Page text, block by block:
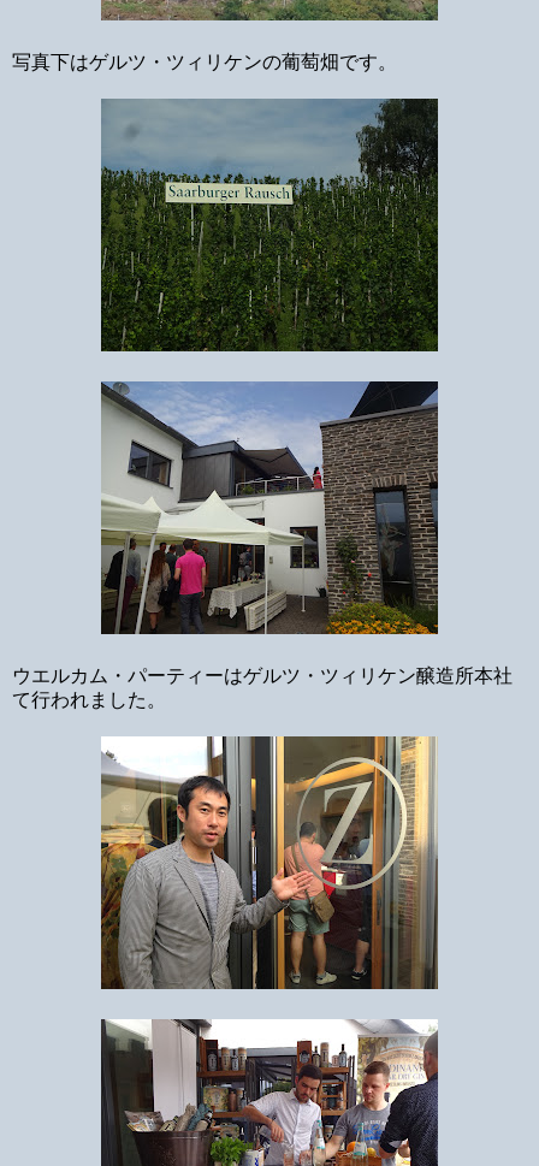
写真下はゲルツ・ツィリケンの葡萄畑です。
ウエルカム・パーティーはゲルツ・ツィリケン醸造所本社
て行われました。